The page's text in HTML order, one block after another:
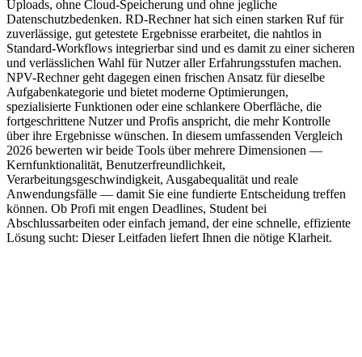
Uploads, ohne Cloud-Speicherung und ohne jegliche
Datenschutzbedenken. RD-Rechner hat sich einen starken Ruf für
zuverlässige, gut getestete Ergebnisse erarbeitet, die nahtlos in
Standard-Workflows integrierbar sind und es damit zu einer sicheren
und verlässlichen Wahl für Nutzer aller Erfahrungsstufen machen.
NPV-Rechner geht dagegen einen frischen Ansatz für dieselbe
Aufgabenkategorie und bietet moderne Optimierungen,
spezialisierte Funktionen oder eine schlankere Oberfläche, die
fortgeschrittene Nutzer und Profis anspricht, die mehr Kontrolle
über ihre Ergebnisse wünschen. In diesem umfassenden Vergleich
2026 bewerten wir beide Tools über mehrere Dimensionen —
Kernfunktionalität, Benutzerfreundlichkeit,
Verarbeitungsgeschwindigkeit, Ausgabequalität und reale
Anwendungsfälle — damit Sie eine fundierte Entscheidung treffen
können. Ob Profi mit engen Deadlines, Student bei
Abschlussarbeiten oder einfach jemand, der eine schnelle, effiziente
Lösung sucht: Dieser Leitfaden liefert Ihnen die nötige Klarheit.